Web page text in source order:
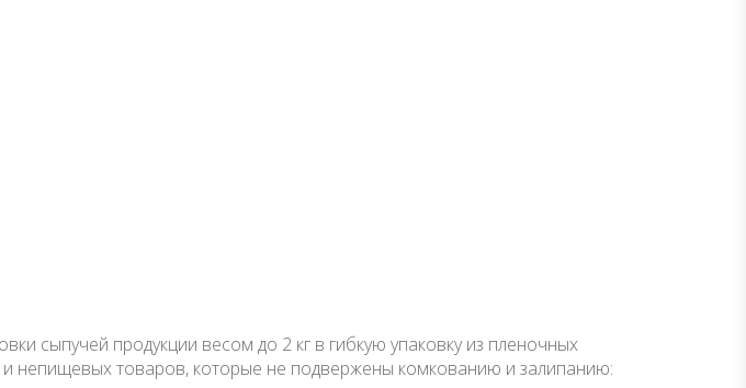
сыпучей продукции весом до 2 кг в гибкую упаковку из пленочных
непищевых товаров, которые не подвержены комкованию и залипанию: